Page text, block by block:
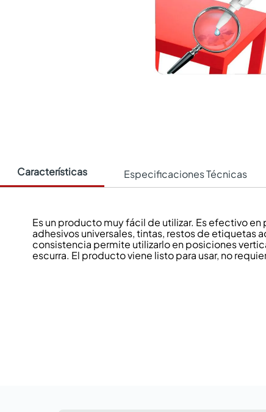
Características Especificaciones Técnicas
Es un producto muy fácil de utilizar. Es efectivo
adhesivos universales, tintas, restos de etiquetas
consistencia permite utilizarlo en posiciones
escurra. El producto viene listo para usar, no